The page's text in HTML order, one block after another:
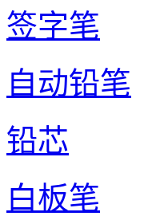
签字笔
自动铅笔
铅芯
白板笔